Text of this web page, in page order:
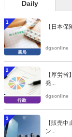
Daily
1
【日本
dgsonline
2
【厚労
発...
dgsonline
3
【販売
ン...